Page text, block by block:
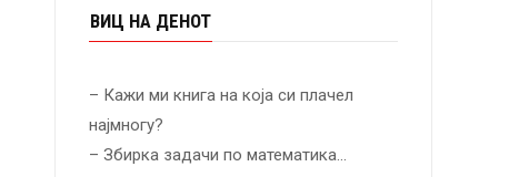
ВИЦ НА ДЕНОТ
– Кажи ми книга на која си плачел
најмногу?
– Збирка задачи по математика…